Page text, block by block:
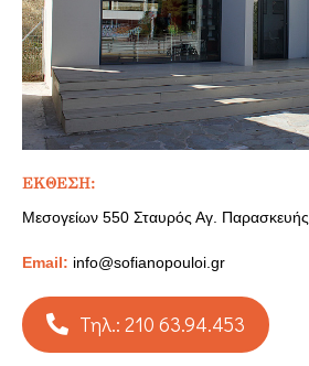
ΕΚΘΕΣΗ:
Μεσογείων 550 Σταυρός Αγ. Παρασκευής
Email: info@sofianopouloi.gr
Τηλ.: 210 63.94.453